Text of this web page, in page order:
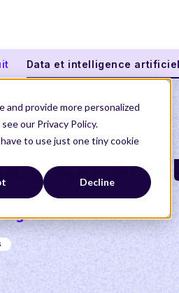
provide more personalized
our Privacy Policy.
to use just one tiny cookie
Decline
Data et intelligence
artificielle !